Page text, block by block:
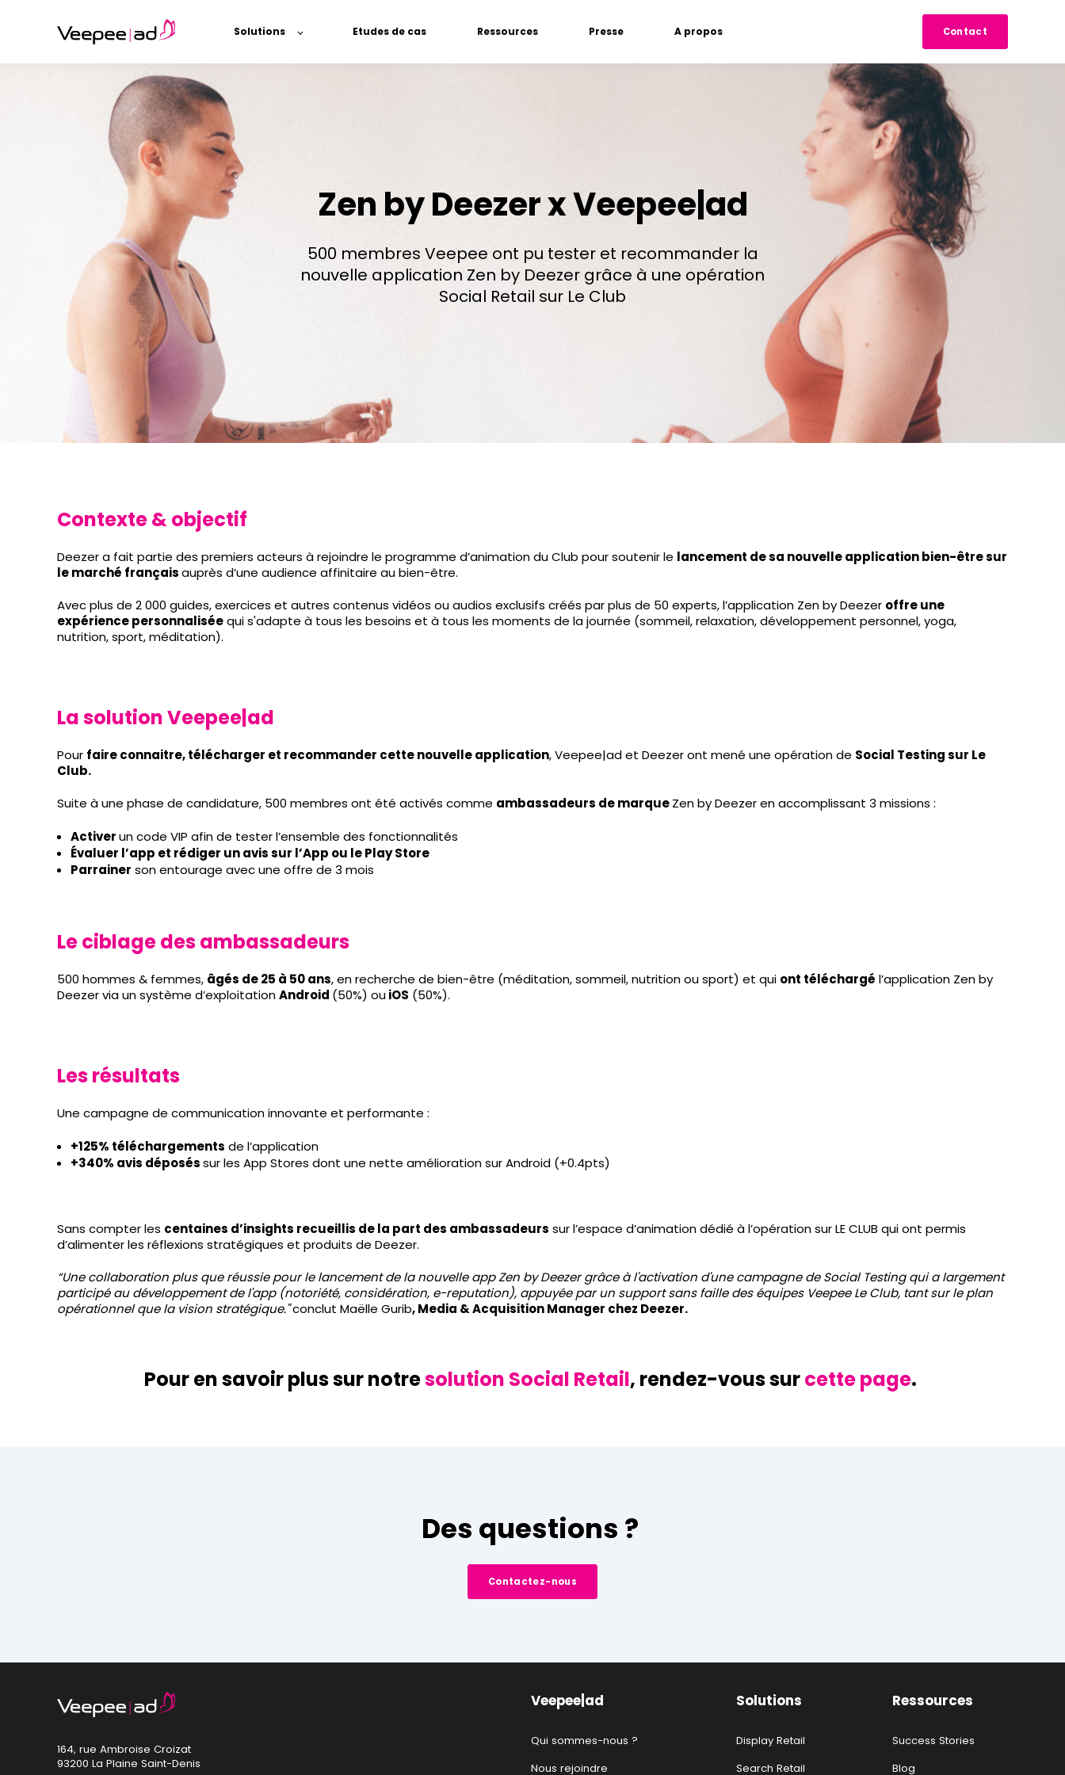
Solutions Etudes de cas Ressources Presse A propos Contact
Zen by Deezer x Veepee|ad
500 membres Veepee ont pu tester et recommander la
nouvelle application Zen by Deezer grâce à une opération
Social Retail sur Le Club
Contexte & objectif
Deezer a fait partie des premiers acteurs à rejoindre le programme d’animation du Club pour soutenir le lancement de sa nouvelle application bien-être sur
le marché françaisauprès d’une audience affinitaire au bien-être.
Avec plus de 2 000 guides, exercices et autres contenus vidéos ou audios exclusifs créés par plus de 50 experts, l’application Zen by Deezer offre une
expérience personnaliséequi s'adapte à tous les besoins et à tous les moments de la journée (sommeil, relaxation, développement personnel, yoga,
nutrition, sport, méditation).
La solution Veepee|ad
Pour faire connaitre, télécharger et recommander cette nouvelle application, Veepee|ad et Deezeront mené une opération de Social Testing sur Le
Club.
Suite à une phase de candidature, 500 membres ont été activés comme ambassadeurs de marqueZen by Deezer en accomplissant 3 missions :
Activerun code VIP afin de tester l’ensemble des fonctionnalités
Évaluer l’app et rédiger un avis sur l’App ou le Play Store
Parrainer son entourage avec une offre de 3 mois
Le ciblage des ambassadeurs
500 hommes & femmes, âgés de 25 à 50 ans, en recherche de bien-être (méditation, sommeil, nutrition ou sport) et qui ont téléchargé l’application Zen by
Deezer via un système d’exploitationAndroid (50%) ouiOS (50%).
Les résultats
Une campagne de communication innovante et performante :
+125% téléchargements de l’application
+340% avis déposéssur les App Stores dont une nette amélioration sur Android (+0.4pts)
Sans compter les centaines d’insights recueillis de la part des ambassadeurs sur l’espace d’animation dédié à l’opération sur LE CLUB qui ont permis
d’alimenter les réflexions stratégiques et produits de Deezer.
“Une collaboration plus que réussie pour le lancement de la nouvelle app Zen by Deezer grâce à l'activation d'une campagne de Social Testing qui a largement
participé au développement de l'app (notoriété, considération, e-reputation), appuyée par un support sans faille des équipes Veepee Le Club, tant sur le plan
opérationnel que la vision stratégique."conclut Maëlle Gurib, Media & Acquisition Manager chez Deezer.
Pour en savoir plus sur notresolution Social Retail, rendez-vous surcette page.
Des questions ?
Contactez-nous
164, rue Ambroise Croizat
93200 La Plaine Saint-Denis
Veepee|ad
Qui sommes-nous ?
Nous rejoindre
Solutions
Display Retail
Search Retail
Ressources
Success Stories
Blog